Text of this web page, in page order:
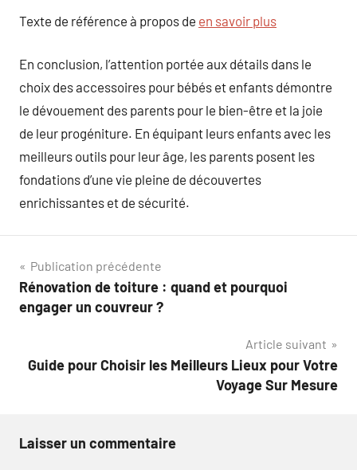
Texte de référence à propos de en savoir plus
En conclusion, l’attention portée aux détails dans le
choix des accessoires pour bébés et enfants démontre
le dévouement des parents pour le bien-être et la joie
de leur progéniture. En équipant leurs enfants avec les
meilleurs outils pour leur âge, les parents posent les
fondations d’une vie pleine de découvertes
enrichissantes et de sécurité.
Navigation
de
Publication précédente
Rénovation de toiture : quand et pourquoi
engager un couvreur ?
Article suivant
Guide pour Choisir les Meilleurs Lieux pour Votre
Voyage Sur Mesure
Laisser un commentaire